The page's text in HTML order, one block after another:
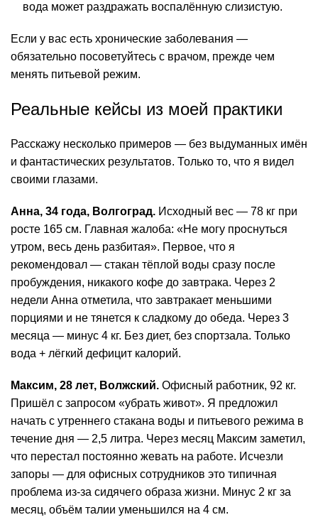
вода может раздражать воспалённую слизистую.
Если у вас есть хронические заболевания —
обязательно посоветуйтесь с врачом, прежде чем
менять питьевой режим.
Реальные кейсы из моей практики
Расскажу несколько примеров — без выдуманных имён
и фантастических результатов. Только то, что я видел
своими глазами.
Анна, 34 года, Волгоград. Исходный вес — 78 кг при
росте 165 см. Главная жалоба: «Не могу проснуться
утром, весь день разбитая». Первое, что я
рекомендовал — стакан тёплой воды сразу после
пробуждения, никакого кофе до завтрака. Через 2
недели Анна отметила, что завтракает меньшими
порциями и не тянется к сладкому до обеда. Через 3
месяца — минус 4 кг. Без диет, без спортзала. Только
вода + лёгкий дефицит калорий.
Максим, 28 лет, Волжский. Офисный работник, 92 кг.
Пришёл с запросом «убрать живот». Я предложил
начать с утреннего стакана воды и питьевого режима в
течение дня — 2,5 литра. Через месяц Максим заметил,
что перестал постоянно жевать на работе. Исчезли
запоры — для офисных сотрудников это типичная
проблема из-за сидячего образа жизни. Минус 2 кг за
месяц, объём талии уменьшился на 4 см.